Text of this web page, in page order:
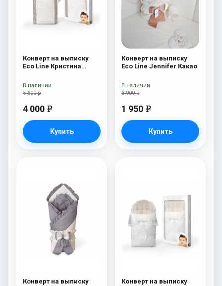
Конверт на выписку
Eco Line Кристина
5 600 р
4 000 e
Купить
В наличии
Конверт на выписку
Eco Line Jennifer Какао
3 900 р
1 950 e
Купить
В наличии
Конверт на выписку
Конверт на выписку